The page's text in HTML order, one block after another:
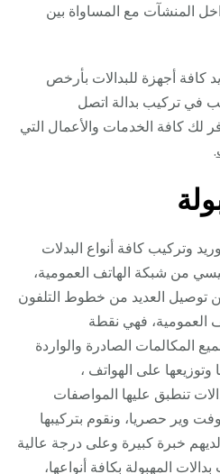
المنشآت مع المساواة بين
كافة أجهزة للبدالات بأرخص
في تركيب بدالة اتصل
لك كافة الخدمات والأعمال التي
.
وتركيب كافة أنواع البدلات
من شبكة الهاتف العمومية،
توصيل العديد من خطوط التلفون
العمومية، فهي نقطة
المكالمات الصادرة والواردة
على الهواتف ،
تنطبق عليها المواصفات
وير حصريا، ونقوم بتركيبها
خبرة كبيرة وعلى درجة عالية
المهبولة بكافة أنواعها،